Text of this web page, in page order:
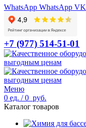
WhatsApp WhatsApp VK
+7 (977) 514-51-01
Меню
0 ед. / 0 руб.
Каталог товаров